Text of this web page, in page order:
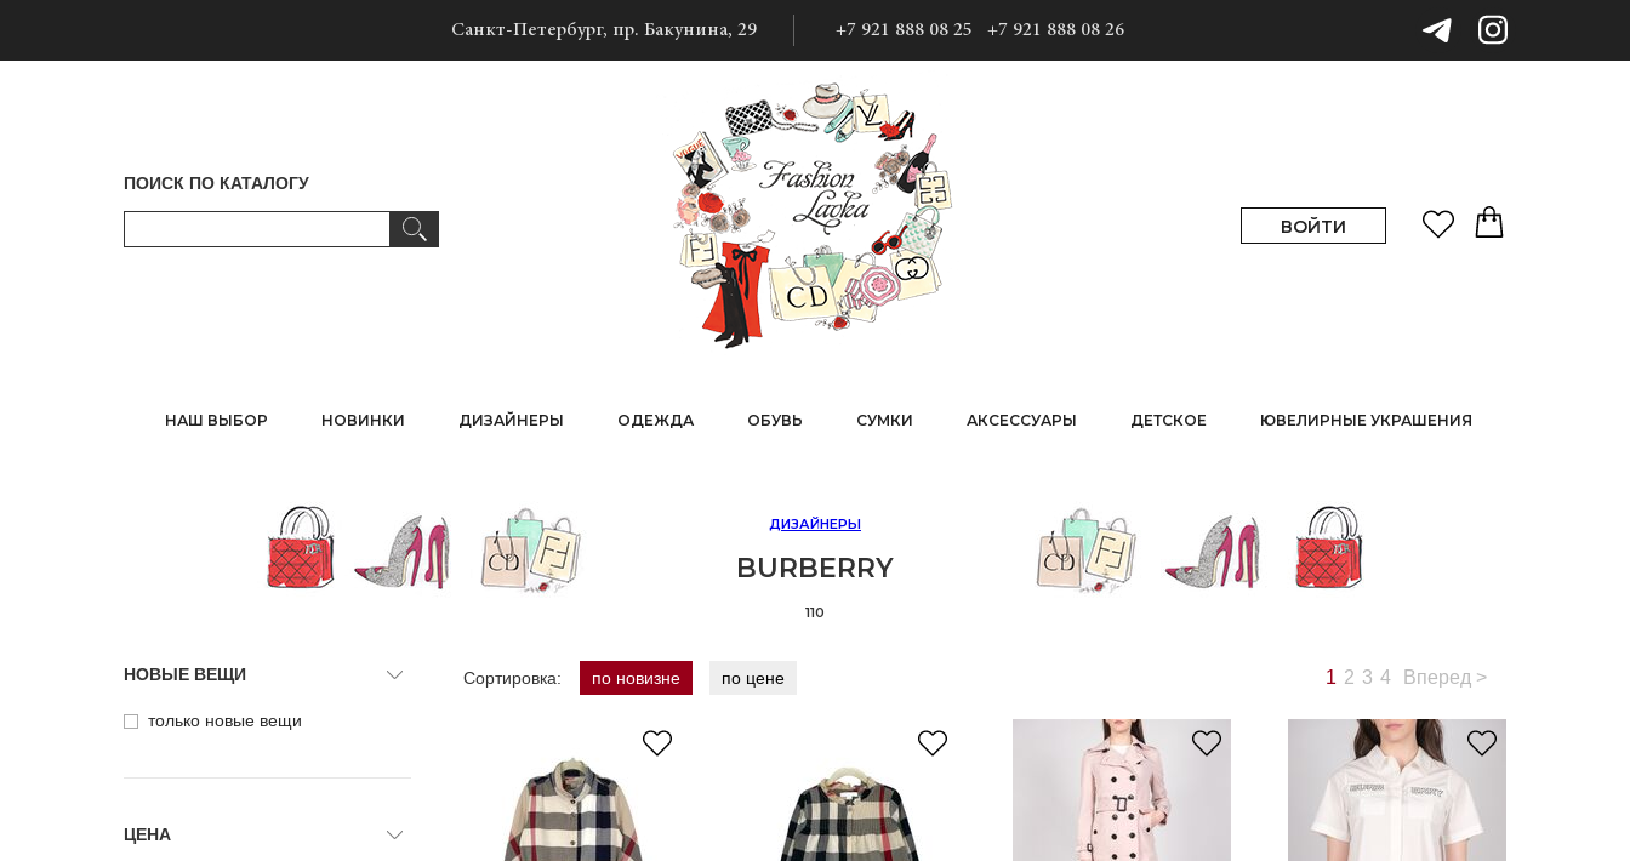
Санкт-Петербург, пр. Бакунина, 29 +7 921 888 08 25 +7 921 888 08 26
ПОИСК ПО КАТАЛОГУ
ВОЙТИ
НАШ ВЫБОР НОВИНКИ ДИЗАЙНЕРЫ ОДЕЖДА ОБУВЬ СУМКИ АКСЕССУАРЫ ДЕТСКОЕ ЮВЕЛИРНЫЕ УКРАШЕНИЯ
ДИЗАЙНЕРЫ
BURBERRY
110
НОВЫЕ ВЕЩИ
только новые вещи
ЦЕНА
Сортировка: по новизне по цене 1 2 3 4 Вперед >